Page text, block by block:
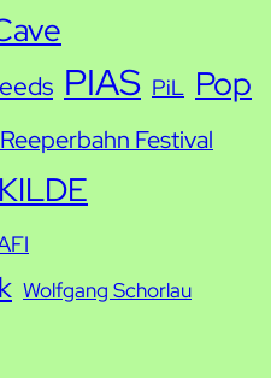
PIAS PiL Pop
Reeperbahn Festival
Wolfgang Schorlau